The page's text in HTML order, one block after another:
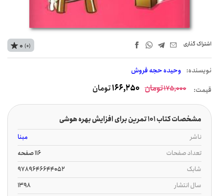
اشتراک‌ گذاری
نويسنده: وحیده حجه فروش
0 (0)
قیمت: 175,000تومان 166,250تومان
مشخصات کتاب 101 تمرین برای افزایش بهره هوشی
ناشر
مبنا
تعداد صفحات
116 صفحه
شابک
9789646644052
سال انتشار
1398